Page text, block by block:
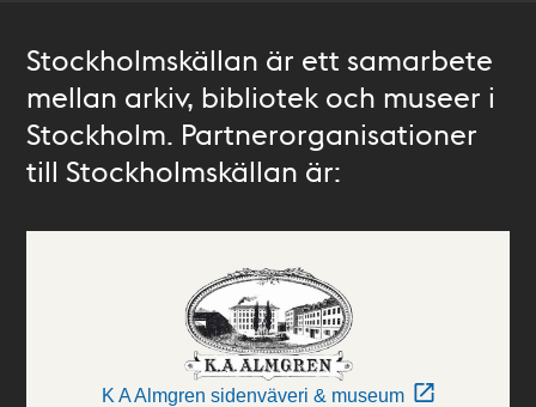
Stockholmskällan är ett samarbete
mellan arkiv, bibliotek och museer i
Stockholm. Partnerorganisationer
till Stockholmskällan är:
K A Almgren sidenväveri & museum